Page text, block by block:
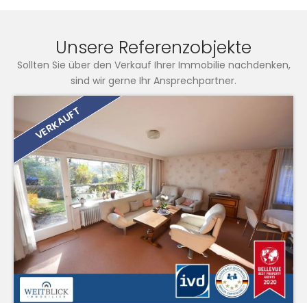
Unsere Referenzobjekte
Sollten Sie über den Verkauf Ihrer Immobilie nachdenken,
sind wir gerne Ihr Ansprechpartner.
VERKAUFT